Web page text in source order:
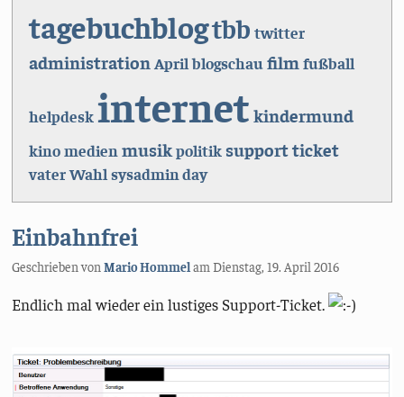
tagebuchblogtbb twitter
administration April blogschaufilm fußball
helpdesk internet kindermund
kinomedien musikpolitiksupportticket
vaterWahl sysadmin day
Einbahnfrei
Geschrieben vonMario HommelamDienstag, 19. April 2016
Endlich mal wieder ein lustiges Support-Ticket.